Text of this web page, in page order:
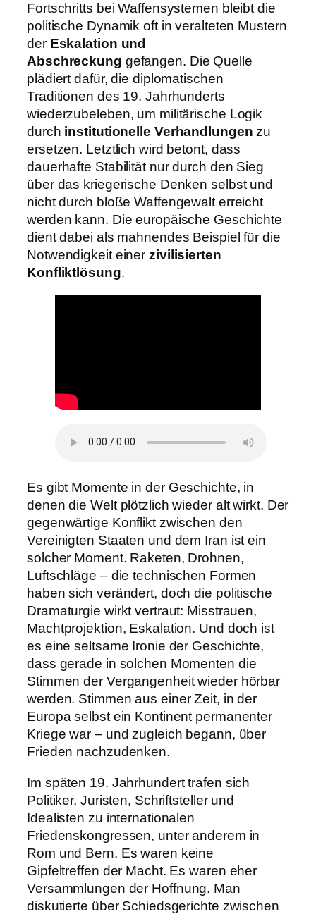
Fortschritts bei Waffensystemen bleibt die
politische Dynamik oft in veralteten Mustern
der Eskalation und
Abschreckung gefangen. Die Quelle
plädiert dafür, die diplomatischen
Traditionen des 19. Jahrhunderts
wiederzubeleben, um militärische Logik
durch institutionelle Verhandlungen zu
ersetzen. Letztlich wird betont, dass
dauerhafte Stabilität nur durch den Sieg
über das kriegerische Denken selbst und
nicht durch bloße Waffengewalt erreicht
werden kann. Die europäische Geschichte
dient dabei als mahnendes Beispiel für die
Notwendigkeit einer zivilisierten
Konfliktlösung.
Es gibt Momente in der Geschichte, in
denen die Welt plötzlich wieder alt wirkt. Der
gegenwärtige Konflikt zwischen den
Vereinigten Staaten und dem Iran ist ein
solcher Moment. Raketen, Drohnen,
Luftschläge – die technischen Formen
haben sich verändert, doch die politische
Dramaturgie wirkt vertraut: Misstrauen,
Machtprojektion, Eskalation. Und doch ist
es eine seltsame Ironie der Geschichte,
dass gerade in solchen Momenten die
Stimmen der Vergangenheit wieder hörbar
werden. Stimmen aus einer Zeit, in der
Europa selbst ein Kontinent permanenter
Kriege war – und zugleich begann, über
Frieden nachzudenken.
Im späten 19. Jahrhundert trafen sich
Politiker, Juristen, Schriftsteller und
Idealisten zu internationalen
Friedenskongressen, unter anderem in
Rom und Bern. Es waren keine
Gipfeltreffen der Macht. Es waren eher
Versammlungen der Hoffnung. Man
diskutierte über Schiedsgerichte zwischen